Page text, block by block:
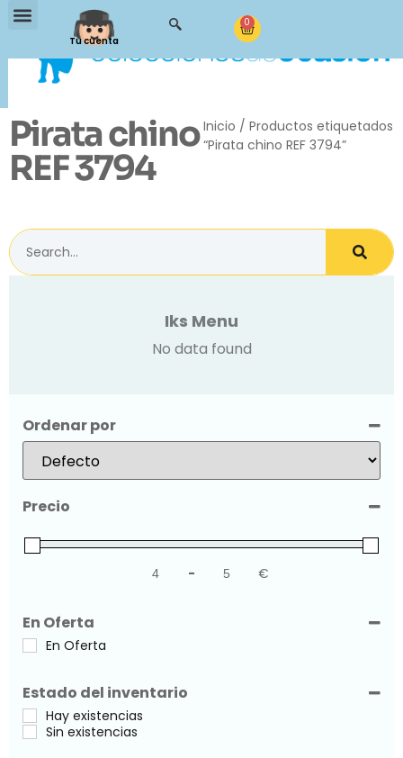
Tu cuenta
0
Pirata chino
REF 3794
Inicio / Productos etiquetados
“Pirata chino REF 3794”
Iks Menu
No data found
Ordenar por
Sort Products
Precio
Minimum Price
- Maximum Price
€
En Oferta
En Oferta
Estado del inventario
Hay existencias
Sin existencias